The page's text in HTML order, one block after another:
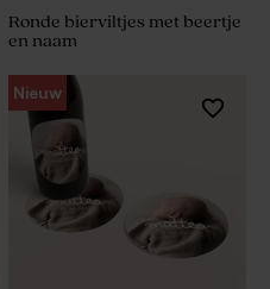
Ronde bierviltjes met beertje
en naam
Nieuw